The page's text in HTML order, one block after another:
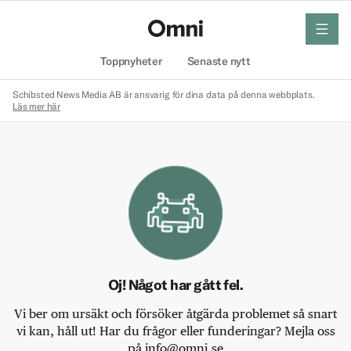
Toppnyheter Senaste nytt
meny
Schibsted News Media AB är ansvarig för dina data på denna webbplats.
Läs mer här
Oj! Något har gått fel.
Vi ber om ursäkt och försöker åtgärda problemet så snart
vi kan, håll ut! Har du frågor eller funderingar? Mejla oss